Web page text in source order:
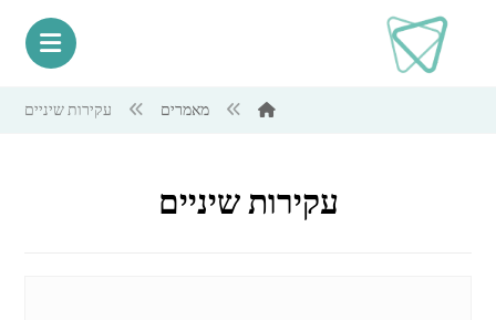
מאמרים עקירות שיניים
עקירות שיניים